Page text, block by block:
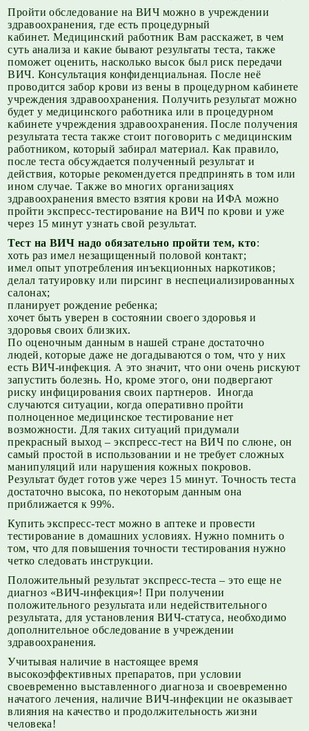
Пройти обследование на ВИЧ можно в учреждении
здравоохранения, где есть процедурный
кабинет. Медицинский работник Вам расскажет, в чем
суть анализа и какие бывают результаты теста, также
поможет оценить, насколько высок был риск передачи
ВИЧ. Консультация конфиденциальная. После неё
проводится забор крови из вены в процедурном кабинете
учреждения здравоохранения. Получить результат можно
будет у медицинского работника или в процедурном
кабинете учреждения здравоохранения. После получения
результата теста также стоит поговорить с медицинским
работником, который забирал материал. Как правило,
после теста обсуждается полученный результат и
действия, которые рекомендуется предпринять в том или
ином случае. Также во многих организациях
здравоохранения вместо взятия крови на ИФА можно
пройти экспресс-тестирование на ВИЧ по крови и уже
через 15 минут узнать свой результат.
Тест на ВИЧ надо обязательно пройти тем, кто:
хоть раз имел незащищенный половой контакт;
имел опыт употребления инъекционных наркотиков;
делал татуировку или пирсинг в неспециализированных
салонах;
планирует рождение ребенка;
хочет быть уверен в состоянии своего здоровья и
здоровья своих близких.
По оценочным данным в нашей стране достаточно
людей, которые даже не догадываются о том, что у них
есть ВИЧ-инфекция. А это значит, что они очень рискуют
запустить болезнь. Но, кроме этого, они подвергают
риску инфицирования своих партнеров. Иногда
случаются ситуации, когда оперативно пройти
полноценное медицинское тестирование нет
возможности. Для таких ситуаций придумали
прекрасный выход – экспресс-тест на ВИЧ по слюне, он
самый простой в использовании и не требует сложных
манипуляций или нарушения кожных покровов.
Результат будет готов уже через 15 минут. Точность теста
достаточно высока, по некоторым данным она
приближается к 99%.
Купить экспресс-тест можно в аптеке и провести
тестирование в домашних условиях. Нужно помнить о
том, что для повышения точности тестирования нужно
четко следовать инструкции.
Положительный результат экспресс-теста – это еще не
диагноз «ВИЧ-инфекция»! При получении
положительного результата или недействительного
результата, для установления ВИЧ-статуса, необходимо
дополнительное обследование в учреждении
здравоохранения.
Учитывая наличие в настоящее время
высокоэффективных препаратов, при условии
своевременно выставленного диагноза и своевременно
начатого лечения, наличие ВИЧ-инфекции не оказывает
влияния на качество и продолжительность жизни
человека!